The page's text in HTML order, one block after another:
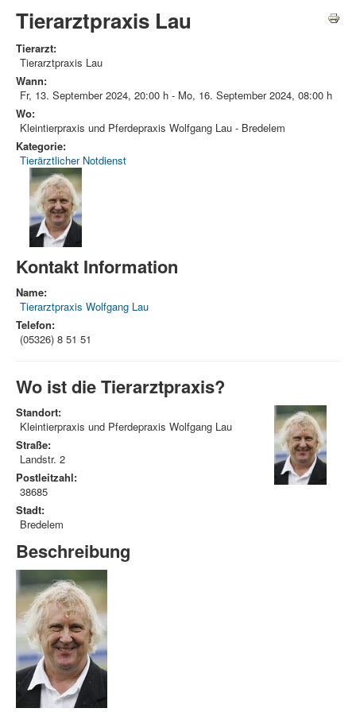
Tierarztpraxis Lau
Tierarzt:
Tierarztpraxis Lau
Wann:
Fr, 13. September 2024, 20:00 h - Mo, 16. September 2024, 08:00 h
Wo:
Kleintierpraxis und Pferdepraxis Wolfgang Lau - Bredelem
Kategorie:
Tierärztlicher Notdienst
Kontakt Information
Name:
Tierarztpraxis Wolfgang Lau
Telefon:
(05326) 8 51 51
Wo ist die Tierarztpraxis?
Standort:
Kleintierpraxis und Pferdepraxis Wolfgang Lau
Straße:
Landstr. 2
Postleitzahl:
38685
Stadt:
Bredelem
Beschreibung